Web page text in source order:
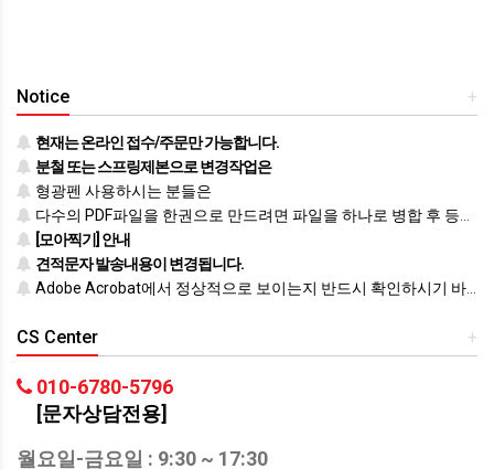
+
Notice
현재는 온라인 접수/주문만 가능합니다.
분철 또는 스프링제본으로 변경작업은
형광펜 사용하시는 분들은
다수의 PDF파일을 한권으로 만드려면 파일을 하나로 병합 후 등록하시기 바랍니다.
[모아찍기] 안내
견적문자 발송내용이 변경됩니다.
Adobe Acrobat에서 정상적으로 보이는지 반드시 확인하시기 바랍니다.
+
CS Center
010-6780-5796
[문자상담전용]
월요일-금요일 : 9:30 ~ 17:30